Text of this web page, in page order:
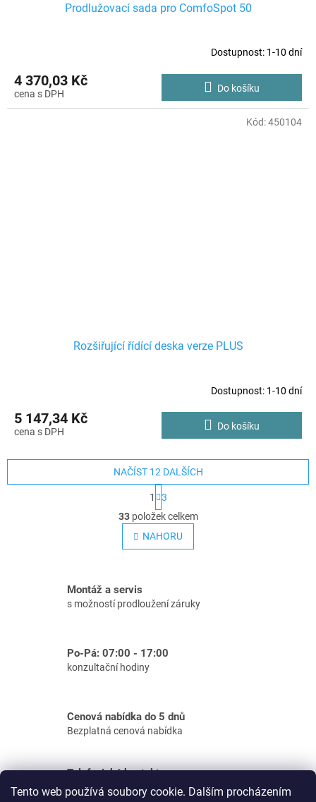
Tento web používá soubory cookie. Dalším procházením
Prodlužovací sada pro ComfoSpot 50
Dostupnost: 1-10 dní
4 370,03 Kč Do košíku
Rozšiřující řídící deska verze PLUS
Dostupnost: 1-10 dní
5 147,34 Kč Do košíku
Kód:450104
O
v
l
c
r
v
ý
i
s
u
NAČÍST 12 DALŠÍCH
t
r
á
n
k
í
1
3
33položek celkem
NAHORU
Montáž a servis
s možností prodloužení záruky
Po-Pá: 07:00 - 17:00
konzultační hodiny
Cenová nabídka do 5 dnů
Bezplatná cenová nabídka
Telefonické kontakty
Podpora e-shop: tel.: 733 156 610